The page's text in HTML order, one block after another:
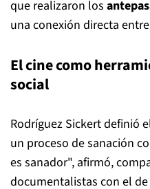
que realizaron los
una conexión directa
El cine como
social
Rodríguez Sickert definió
un proceso de sanación
es sanador", afirmó,
documentalistas con el